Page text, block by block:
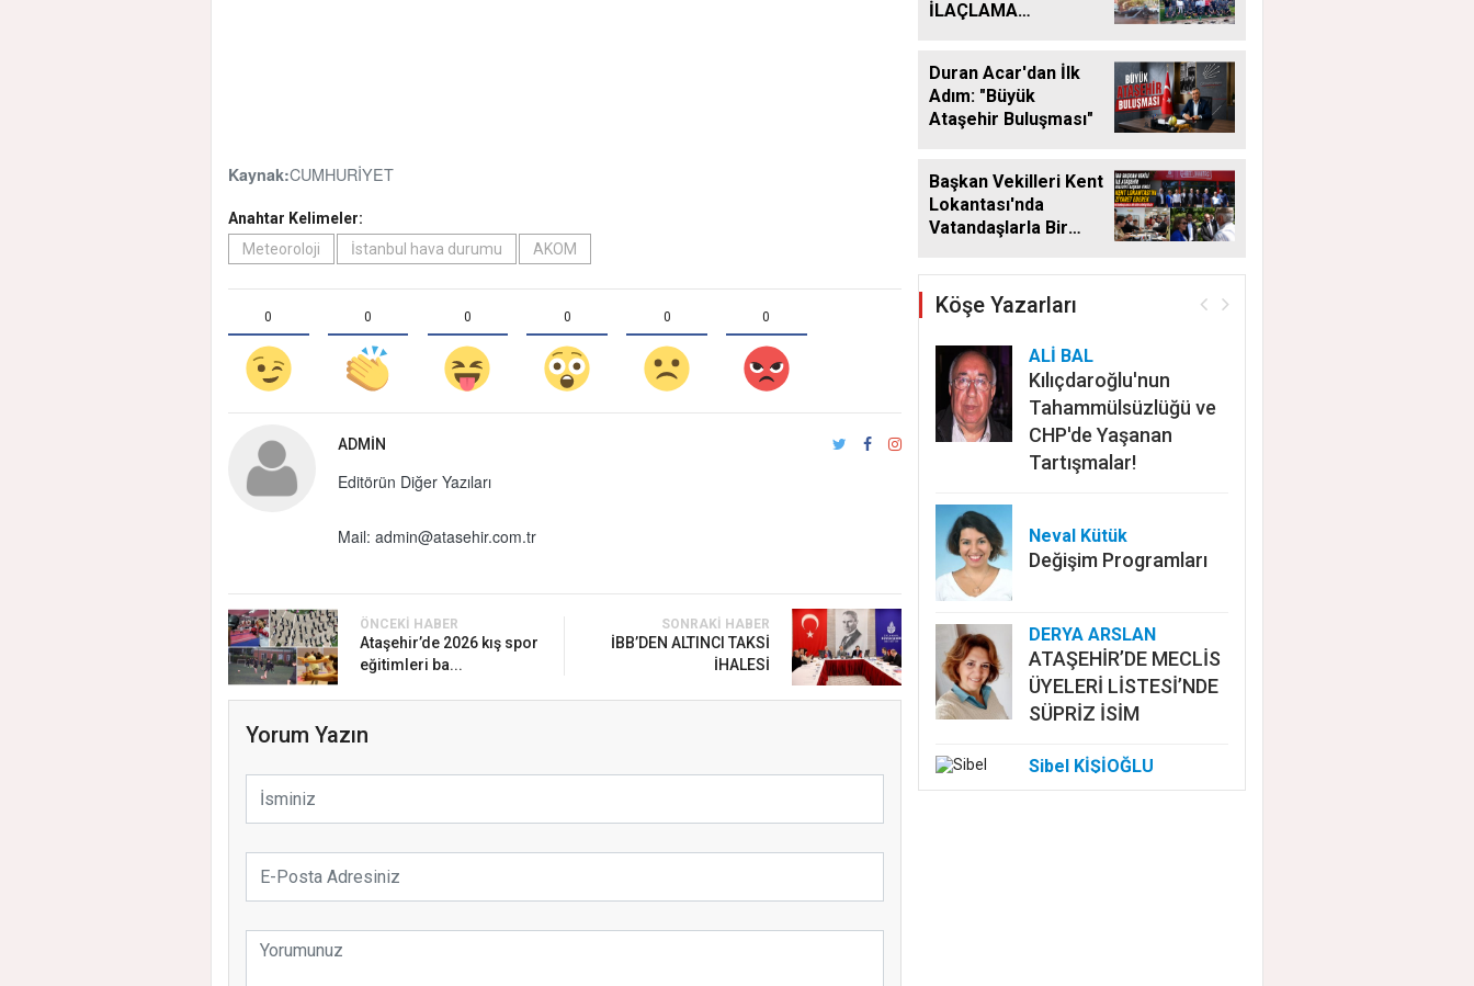
Kaynak:CUMHURİYET
Anahtar Kelimeler:
Meteoroloji
İstanbul hava durumu AKOM
0 0 0 0 0 0
ADMIN
Editörün Diğer Yazıları
Mail: admin@atasehir.com.tr
ÖNCEKI HABER
Ataşehir’de 2026 kış spor
eğitimleri ba...
SONRAKI HABER
İBB’DEN ALTINCI TAKSİ
İHALESİ
Yorum Yazın
İLAÇLAMA
Duran Acar'dan İlk
Adım: "Büyük
Ataşehir Buluşması"
Başkan Vekilleri Kent
Lokantası'nda
Vatandaşlarla Bir
Köşe Yazarları
ALİ BAL
Kılıçdaroğlu'nun
Tahammülsüzlüğü ve
CHP'de Yaşanan
Tartışmalar!
Neval Kütük
Değişim Programları
DERYA ARSLAN
ATAŞEHİR’DE MECLİS
ÜYELERİ LİSTESİ’NDE
SÜPRİZ İSİM
Sibel KİŞİOĞLU
EUROVISION'DA